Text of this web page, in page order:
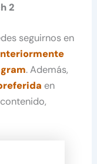
2
seguirnos en
. Además,
en